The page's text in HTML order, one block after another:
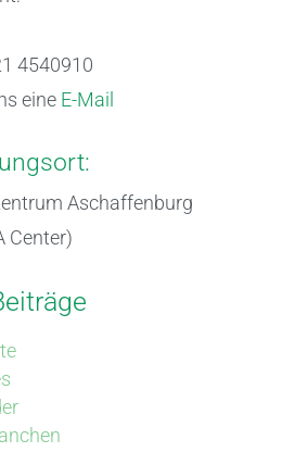
4540910
eine E-Mail
Aschaffenburg
Center)